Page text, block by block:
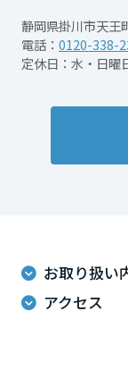
買う
スムストック検
売る [MISAWA
企業不動産活用
社宅建築
医療・介護・子
に役立つ多彩な情報
ホームラウンジ 土
事業用
ホテル・旅館リ
これ
実例動画や基礎知識
収益不動産・投
建築再生事業
アフターメンテ
ニュース
MISAWAについ
ミサワホームグ
採用情報
住まいの
静岡県掛川市天王
電話： 0120-338-
定休日：水・日曜
お取り扱い
アクセス
秋田県
茨城県